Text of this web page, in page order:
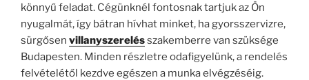
könnyű feladat. Cégünknél fontosnak tartjuk az Ön
nyugalmát, így bátran hívhat minket, ha gyorsszervizre,
sürgősen villanyszerelésszakemberre van szüksége
Budapesten. Minden részletre odafigyelünk, a rendelés
felvételétől kezdve egészen a munka elvégzéséig.